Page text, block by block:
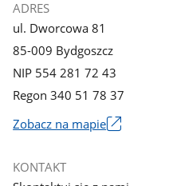
ADRES
ul. Dworcowa 81
85-009 Bydgoszcz
NIP 554 281 72 43
Regon 340 51 78 37
Zobacz na mapie
się
KONTAKT